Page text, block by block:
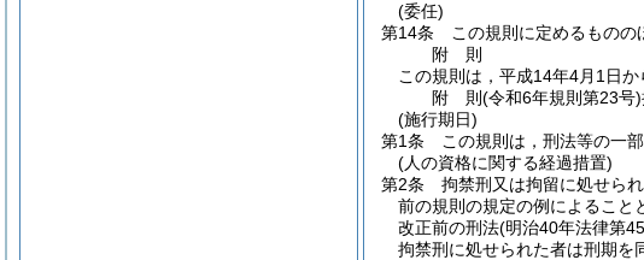
(委任)
第14条
この規則に定めるものの
附 則
この規則は，平成14年4月1日か
附 則(令和6年規則第23号)
(施行期日)
第1条
この規則は，刑法等の一
(人の資格に関する経過措置)
第2条
拘禁刑又は拘留に処せら
前の規則の規定の例によること
改正前の刑法(明治40年法律第
拘禁刑に処せられた者は刑期を